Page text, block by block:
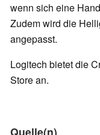
wenn sich eine
Zudem wird die
angepasst.
Logitech bietet die
Store an.
Quelle(n)